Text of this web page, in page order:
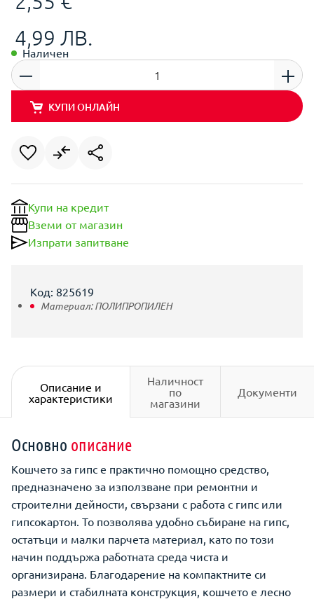
4,99 ЛВ.
Наличен
КУПИ ОНЛАЙН
Купи на кредит
Вземи от магазин
Изпрати запитване
Код: 825619
Материал:ПОЛИПРОПИЛЕН
Описание и
характеристики
Наличност
по
магазини
Документи
Основно описание
Кошчето за гипс е практично помощно средство,
предназначено за използване при ремонтни и
строителни дейности, свързани с работа с гипс или
гипсокартон. То позволява удобно събиране на гипс,
остатъци и малки парчета материал, като по този
начин поддържа работната среда чиста и
организирана. Благодарение на компактните си
размери и стабилната конструкция, кошчето е лесно